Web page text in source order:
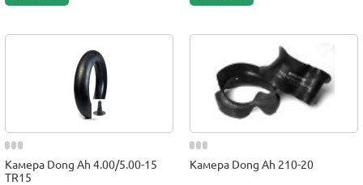
Камера Dong Ah 4.00/5.00-15
TR15
Камера Dong Ah 210-20